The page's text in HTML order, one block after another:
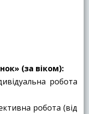
(за віком):
робота
робота (від